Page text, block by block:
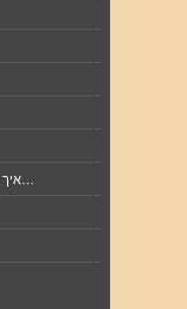
איך לטבען מתכונים- תחליפי ביצים, חלב, בשר ועוד…